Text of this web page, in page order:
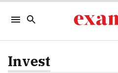
Invest